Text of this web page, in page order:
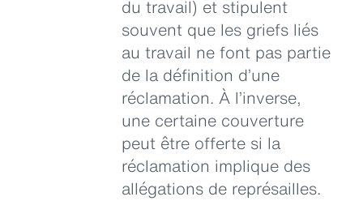
du travail) et stipulent
souvent que les griefs liés
au travail ne font pas partie
de la définition d’une
réclamation. À l’inverse,
une certaine couverture
peut être offerte si la
réclamation implique des
allégations de représailles.